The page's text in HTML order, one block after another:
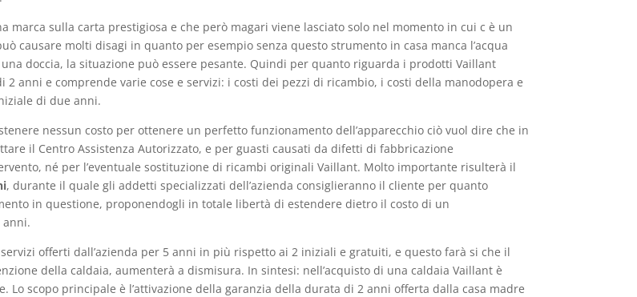
marca sulla carta prestigiosa e che però magari viene lasciato solo nel momento in cui c è un
causare molti disagi in quanto per esempio senza questo strumento in casa manca l’acqua
doccia, la situazione può essere pesante. Quindi per quanto riguarda i prodotti Vaillant
anni e comprende varie cose e servizi: i costi dei pezzi di ricambio, i costi della manodopera e
di due anni.
nessun costo per ottenere un perfetto funzionamento dell’apparecchio ciò vuol dire che in
il Centro Assistenza Autorizzato, e per guasti causati da difetti di fabbricazione
né per l’eventuale sostituzione di ricambi originali Vaillant. Molto importante risulterà il
, durante il quale gli addetti specializzati dell’azienda consiglieranno il cliente per quanto
in questione, proponendogli in totale libertà di estendere dietro il costo di un
anni.
offerti dall’azienda per 5 anni in più rispetto ai 2 iniziali e gratuiti, e questo farà si che il
della caldaia, aumenterà a dismisura. In sintesi: nell’acquisto di una caldaia Vaillant è
scopo principale è l’attivazione della garanzia della durata di 2 anni offerta dalla casa madre